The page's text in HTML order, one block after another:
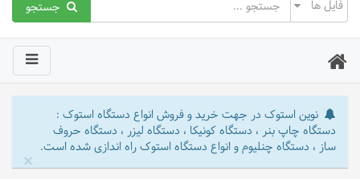
جستجو
نوین استوک در جهت خرید و فروش انواع دستگاه استوک :
دستگاه چاپ بنر ، دستگاه کونیکا ، دستگاه لیزر ، دستگاه حروف
ساز ، دستگاه چنلیوم و انواع دستگاه استوک راه اندازی شده است.
×